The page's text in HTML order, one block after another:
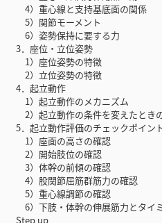
4）重心線と支持基底面の関係
5）関節モーメント
6）姿勢保持に要する力
3．座位・立位姿勢
1）座位姿勢の特徴
2）立位姿勢の特徴
4．起立動作
1）起立動作のメカニズム
2）起立動作の条件を変えたとき
5．起立動作評価のチェックポイン
1）座面の高さの確認
2）開始肢位の確認
3）体幹の前傾の確認
4）股関節屈筋群筋力の確認
5）重心線調節の確認
6）下肢・体幹の伸展筋力とタイ
Step up